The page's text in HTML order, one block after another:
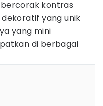
kontras
yang unik
yang mini
di berbagai